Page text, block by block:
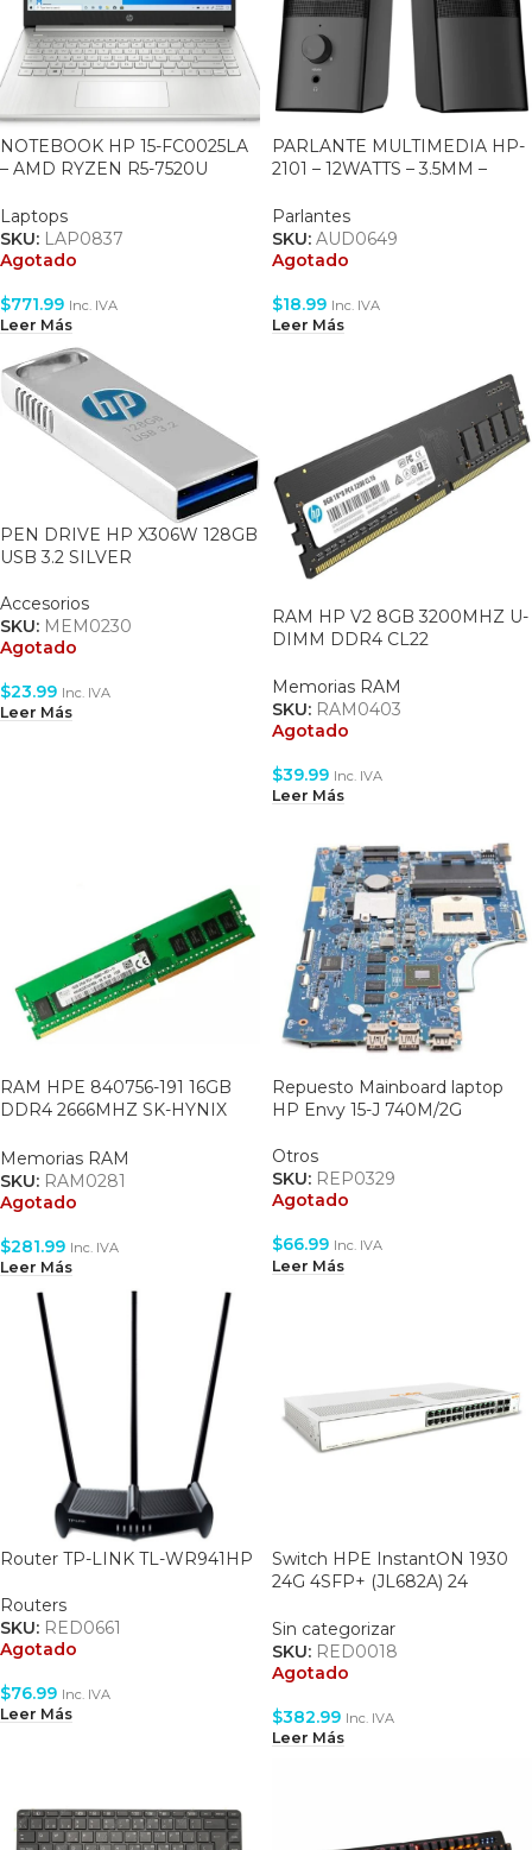
NOTEBOOK HP 15-FC0025LA
– AMD RYZEN R5-7520U
SSD – 15.6″FHD – S.O WIN11 –
SILVER
Laptops
SKU: LAP0837
Agotado
$771.99 Inc. IVA
Leer Más
PARLANTE MULTIMEDIA HP-
2101 – 12WATTS – 3.5MM –
Parlantes
SKU: AUD0649
Agotado
$18.99 Inc. IVA
Leer Más
PEN DRIVE HP X306W 128GB
USB 3.2 SILVER
Accesorios
SKU: MEM0230
Agotado
$23.99 Inc. IVA
Leer Más
RAM HP V2 8GB 3200MHZ U-
DIMM DDR4 CL22
Memorias RAM
SKU: RAM0403
Agotado
$39.99 Inc. IVA
Leer Más
RAM HPE 840756-191 16GB
DDR4 2666MHZ SK-HYNIX
Memorias RAM
SKU: RAM0281
Agotado
$281.99 Inc. IVA
Leer Más
Repuesto Mainboard laptop
HP Envy 15-J 740M/2G
Otros
SKU: REP0329
Agotado
$66.99 Inc. IVA
Leer Más
Router TP-LINK TL-WR941HP
Routers
SKU: RED0661
Agotado
$76.99 Inc. IVA
Leer Más
Switch HPE InstantON 1930
24G 4SFP+ (JL682A) 24
Administrable en Web
Sin categorizar
SKU: RED0018
Agotado
$382.99 Inc. IVA
Leer Más